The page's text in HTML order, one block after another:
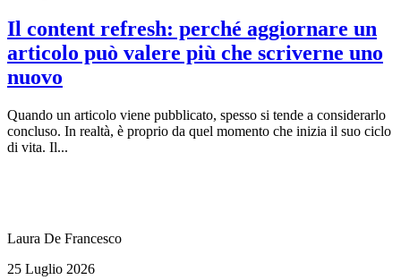
Il content refresh: perché aggiornare un
articolo può valere più che scriverne uno
nuovo
Quando un articolo viene pubblicato, spesso si tende a considerarlo
concluso. In realtà, è proprio da quel momento che inizia il suo ciclo
di vita. Il...
Laura De Francesco
25 Luglio 2026